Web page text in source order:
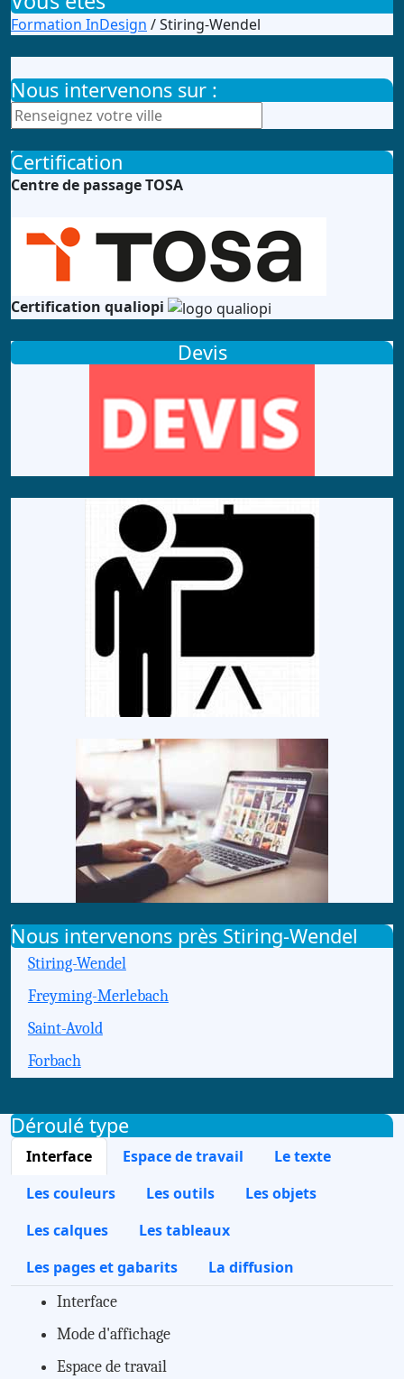
Formation InDesign / Stiring-Wendel
Nous intervenons sur :
Certification
Centre de passage TOSA
Certification qualiopi
Devis
Nous intervenons près Stiring-Wendel
Stiring-Wendel
Freyming-Merlebach
Saint-Avold
Forbach
Déroulé type
Interface Espace de travail
Le texte
Les couleurs
Les outils
Les objets
Les calques
Les tableaux
Les pages et gabarits
La diffusion
Interface
Mode d'affichage
Espace de travail